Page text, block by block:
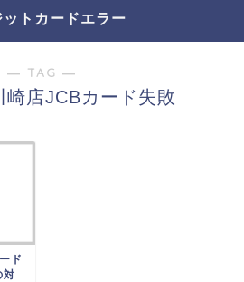
ットカードエラー
― TAG ―
崎店JCBカード失敗
ド
対